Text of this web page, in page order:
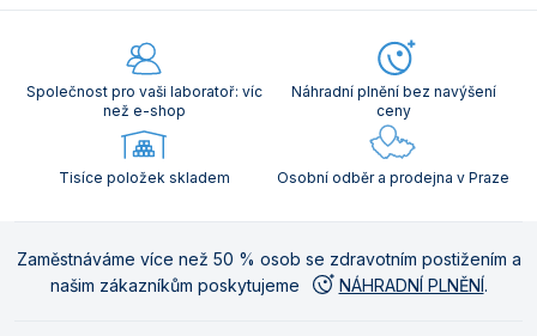
Společnost pro vaši laboratoř: víc
než e-shop
Náhradní plnění bez navýšení
ceny
Tisíce položek skladem Osobní odběr a prodejna v Praze
Zaměstnáváme více než 50 % osob se zdravotním postižením a
našim zákazníkům poskytujeme
NÁHRADNÍ PLNĚNÍ.